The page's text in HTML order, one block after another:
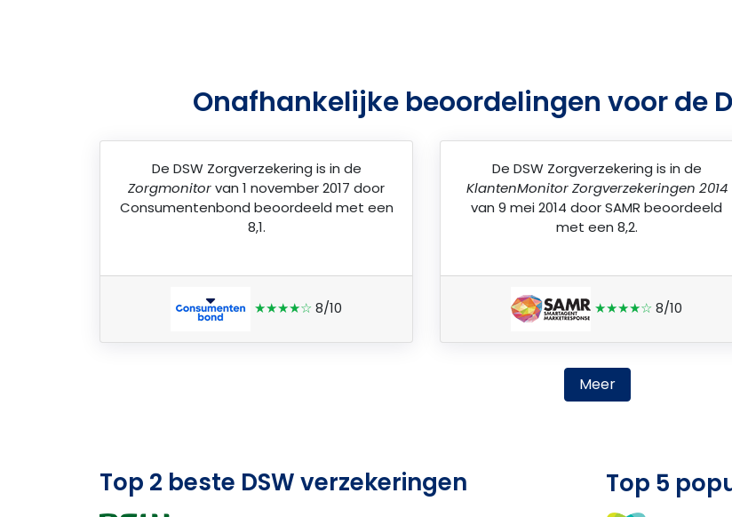
Onafhankelijke beoordelingen voor de
De DSW Zorgverzekering is in de
Zorgmonitorvan 1 november 2017 door
Consumentenbond beoordeeld met een
8,1.
★★★★☆ 8/10
De DSW Zorgverzekering is in de
KlantenMonitor Zorgverzekeringen 2014
van 9 mei 2014 doorSAMR beoordeeld
met een 8,2.
★★★★☆ 8/10
Meer
Top 2 beste DSW verzekeringen Top 5